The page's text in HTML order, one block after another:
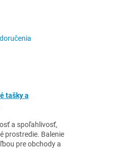
tašky a
a spoľahlivosť,
prostredie. Balenie
pre obchody a